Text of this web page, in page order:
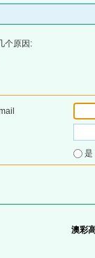
个原因:
澳彩